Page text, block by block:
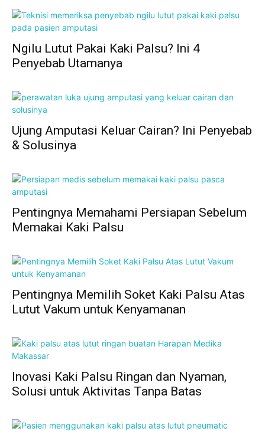
Ngilu Lutut Pakai Kaki Palsu? Ini 4
Penyebab Utamanya
Ujung Amputasi Keluar Cairan? Ini Penyebab
& Solusinya
Pentingnya Memahami Persiapan Sebelum
Memakai Kaki Palsu
Pentingnya Memilih Soket Kaki Palsu Atas
Lutut Vakum untuk Kenyamanan
Inovasi Kaki Palsu Ringan dan Nyaman,
Solusi untuk Aktivitas Tanpa Batas